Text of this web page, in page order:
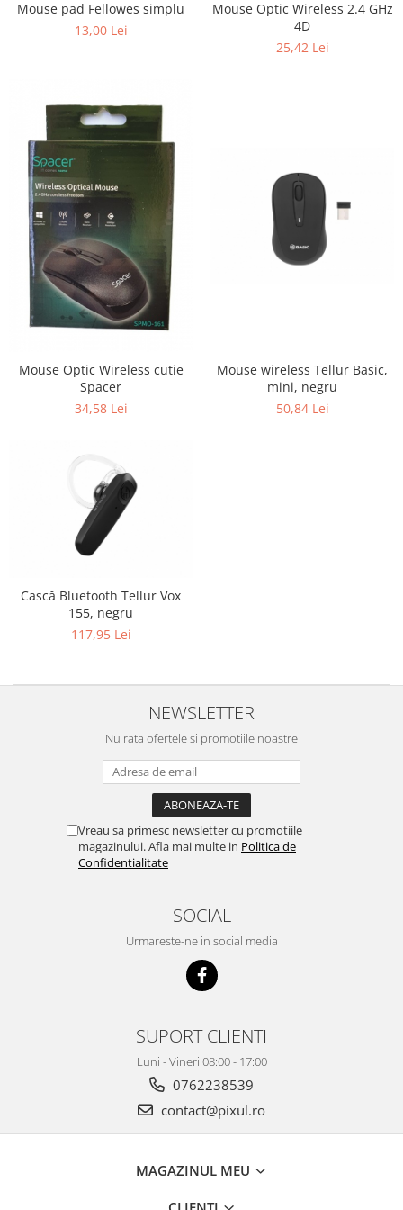
Hartie Quilling
Penare
Penar 1 fermoar cu extensii
neechipat
Penar borseta neechipat
Penar 3 fermoare neechipat
Ghiozdane
Pensule
Plastilina / Lut
Pixuri pentru copii
Pic si corectoare
Stilouri scolare
Sabloane scolare
Carti de colorat + poveste pentru
Stampile copii
Panza de pictura
Mouse pad Fellowes simplu
13,00 Lei
Mouse Optic Wireless 2.4 GHz
4D
25,42 Lei
Mouse Optic Wireless cutie
Spacer
34,58 Lei
Mouse wireless Tellur Basic,
mini, negru
50,84 Lei
Cască Bluetooth Tellur Vox
155, negru
117,95 Lei
NEWSLETTER
Nu rata ofertele si promotiile noastre
Vreau sa primesc newsletter cu promotiile
magazinului. Afla mai multe in Politica de
Confidentialitate
SOCIAL
Urmareste-ne in social media
SUPORT CLIENTI
Luni - Vineri 08:00 - 17:00
0762238539
contact@pixul.ro
MAGAZINUL MEU